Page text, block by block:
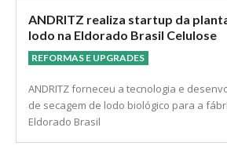
ANDRITZ realiza startup da
lodo na Eldorado Brasil Celulose
REFORMAS E UPGRADES
ANDRITZ forneceu a tecnologia e
de secagem de lodo biológico para a
Eldorado Brasil